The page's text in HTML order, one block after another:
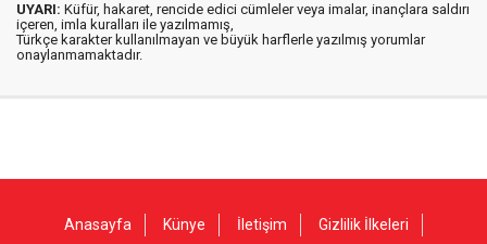
UYARI: Küfür, hakaret, rencide edici cümleler veya imalar, inançlara saldırı
içeren, imla kuralları ile yazılmamış,
Türkçe karakter kullanılmayan ve büyük harflerle yazılmış yorumlar
onaylanmamaktadır.
Anasayfa Künye İletişim
Gizlilik İlkeleri